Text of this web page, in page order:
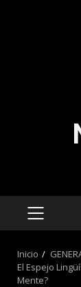
MENÚ
Inicio
El Espejo
Mente?